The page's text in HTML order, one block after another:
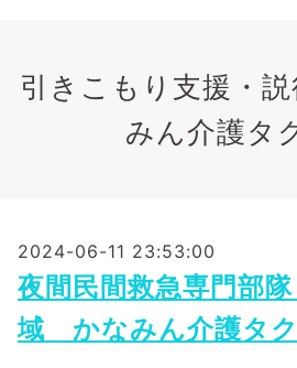
引きこもり支援・
みん介護タ
2024-06-11 23:53:00
夜間民間救急専門部
域 かなみん介護タ